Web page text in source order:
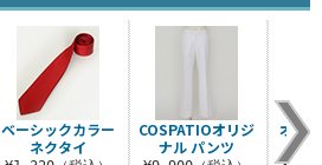
ベーシックカラー
ネクタイ
COSPATIOオリジ
ナル パンツ
オリ